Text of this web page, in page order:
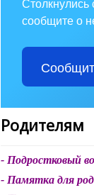
сообщите о
Родителям
- Подростковый
- Памятка для